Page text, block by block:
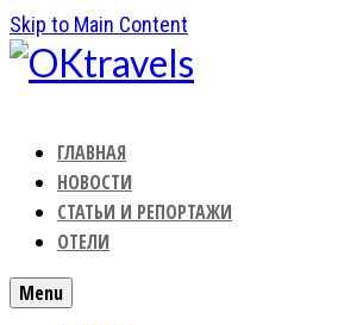
Skip to Main Content
ГЛАВНАЯ
НОВОСТИ
СТАТЬИ И РЕПОРТАЖИ
ОТЕЛИ
Menu